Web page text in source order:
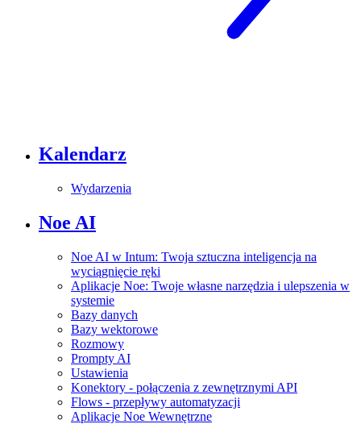
Kalendarz
Wydarzenia
Noe AI
Noe AI w Intum: Twoja sztuczna inteligencja na
wyciągnięcie ręki
Aplikacje Noe: Twoje własne narzędzia i ulepszenia w
systemie
Bazy danych
Bazy wektorowe
Rozmowy
Prompty AI
Ustawienia
Konektory - połączenia z zewnętrznymi API
Flows - przepływy automatyzacji
Aplikacje Noe Wewnętrzne